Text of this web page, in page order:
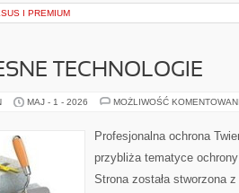
I PREMIUM
TECHNOLOGIE
MAJ - 1 - 2026 MOŻLIWOŚĆ
Profesjonalna ochrona
przybliża tematyce
Strona została stworzona